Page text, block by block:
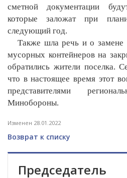
сметной документации
которые заложат при
следующий год.
Также шла речь и о замене
мусорных контейнеров на
обратились жители поселка.
что в настоящее время этот
представителями
Минобороны.
Изменен 28.01.2022
Возврат к списку
Председатель